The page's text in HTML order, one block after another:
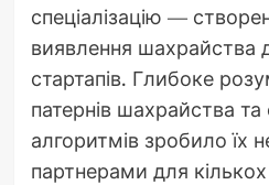
спеціалізацію —
виявлення шахрайства
стартапів. Глибоке
патернів шахрайства та
алгоритмів зробило їх
партнерами для